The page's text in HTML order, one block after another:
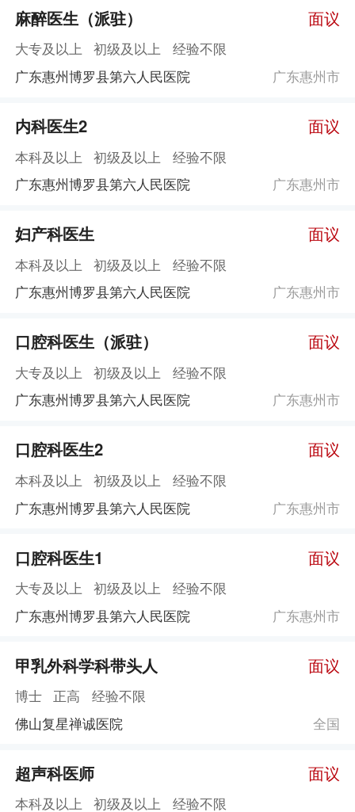
麻醉医生（派驻） 面议
大专及以上 初级及以上
经验不限
广东惠州博罗县第六人民医院
广东惠州市
内科医生2 面议
本科及以上 初级及以上
经验不限
广东惠州博罗县第六人民医院
广东惠州市
妇产科医生 面议
本科及以上 初级及以上
经验不限
广东惠州博罗县第六人民医院
广东惠州市
口腔科医生（派驻） 面议
大专及以上 初级及以上
经验不限
广东惠州博罗县第六人民医院
广东惠州市
口腔科医生2 面议
本科及以上 初级及以上
经验不限
广东惠州博罗县第六人民医院
广东惠州市
口腔科医生1 面议
大专及以上 初级及以上
经验不限
广东惠州博罗县第六人民医院
广东惠州市
甲乳外科学科带头人 面议
博士 正高
经验不限
佛山复星禅诚医院
全国
超声科医师 面议
本科及以上 初级及以上 经验不限